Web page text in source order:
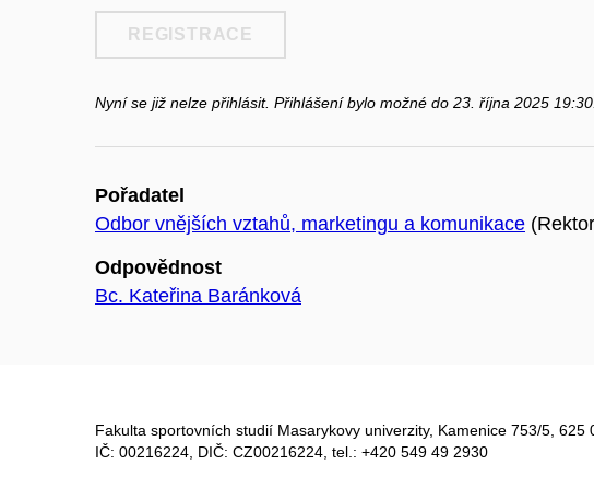
REGISTRACE
Nyní se již nelze přihlásit. Přihlášení bylo možné do 23. října 2025 19:30.
Pořadatel
Odbor vnějších vztahů, marketingu a komunikace
Odpovědnost
Bc. Kateřina Baránková
Fakulta sportovních studií Masarykovy univerzity, Kamenice 753/5​, 625
IČ: 00216224, DIČ: CZ00216224, tel.: +420 549 49 2930